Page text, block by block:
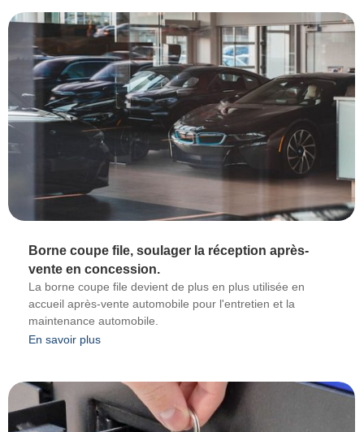
Borne coupe file, soulager la réception après-
vente en concession.
La borne coupe file devient de plus en plus utilisée en
accueil après-vente automobile pour l'entretien et la
maintenance automobile.
En savoir plus